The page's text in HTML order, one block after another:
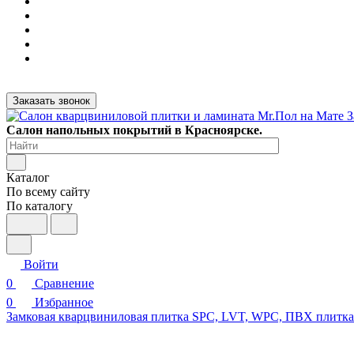
Заказать звонок
Салон напольных покрытий в Красноярске.
Каталог
По всему сайту
По каталогу
Войти
0
Сравнение
0
Избранное
Замковая кварцвиниловая плитка SPC, LVT, WPC, ПВХ